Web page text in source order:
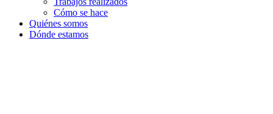
Cómo se hace
Quiénes somos
Dónde estamos